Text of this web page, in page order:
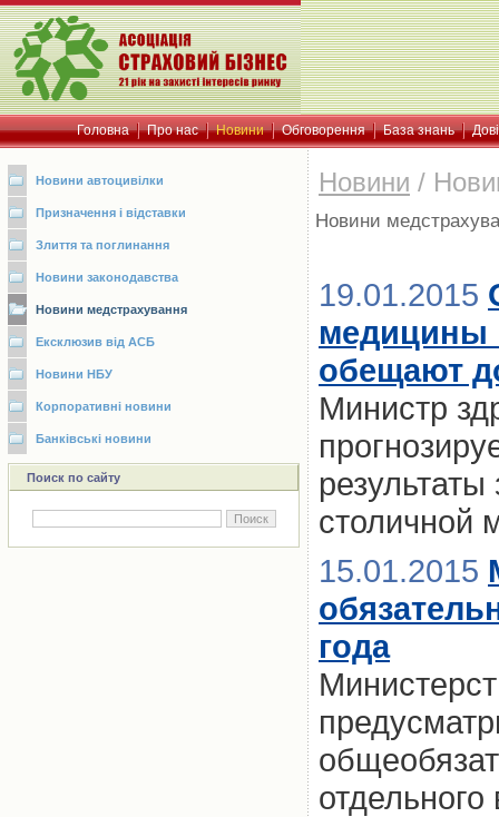
Головна Про нас Новини Обговорення База знань
Новини автоцивілки
Призначення і відставки
Злиття та поглинання
Новини законодавства
Новини медстрахування
Ексклюзив від АСБ
Новини НБУ
Корпоративні новини
Банківські новини
Поиск по сайту
Новини /
Новини
19.01.2015
медицины
обещают
Министр
столичной
15.01.2015
года